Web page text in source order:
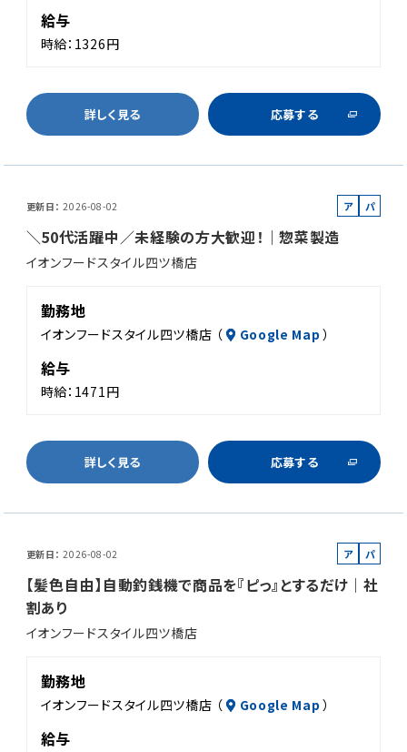
給与
時給：1326円
詳しく見る 応募する
更新日 2026-08-02
ア
パ
＼50代活躍中／未経験の方大歓迎！｜惣菜製造
イオンフードスタイル四ツ橋店
勤務地
イオンフードスタイル四ツ橋店 （ Google Map ）
給与
時給：1471円
詳しく見る 応募する
更新日 2026-08-02
ア
バ
パ
ト
【髪色自由】自動釣銭機で商品を『ピっ』とするだけ｜社
割あり
イオンフードスタイル四ツ橋店
勤務地
イオンフードスタイル四ツ橋店 （ Google Map ）
給与